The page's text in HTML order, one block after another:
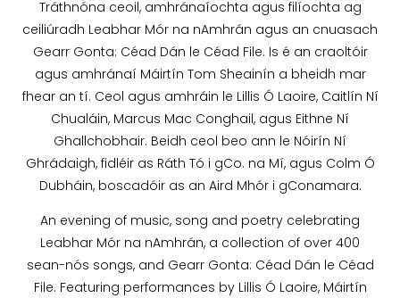
Tráthnóna ceoil, amhránaíochta agus filíochta ag
ceiliúradh Leabhar Mór na nAmhrán agus an cnuasach
Gearr Gonta: Céad Dán le Céad File. Is é an craoltóir
agus amhránaí Máirtín Tom Sheainín a bheidh mar
fhear an tí. Ceol agus amhráin le Lillis Ó Laoire, Caitlín Ní
Chualáin, Marcus Mac Conghail, agus Eithne Ní
Ghallchobhair. Beidh ceol beo ann le Nóirín Ní
Ghrádaigh, fidléir as Ráth Tó i gCo. na Mí, agus Colm Ó
Dubháin, boscadóir as an Aird Mhór i gConamara.
An evening of music, song and poetry celebrating
Leabhar Mór na nAmhrán, a collection of over 400
sean-nós songs, and Gearr Gonta: Céad Dán le Céad
File. Featuring performances by Lillis Ó Laoire, Máirtín